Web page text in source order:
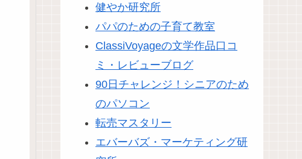
健やか研究所
パパのための子育て教室
ClassiVoyageの文学作品口コ
ミ・レビューブログ
90日チャレンジ！シニアのため
のパソコン
転売マスタリー
エバーバズ・マーケティング研